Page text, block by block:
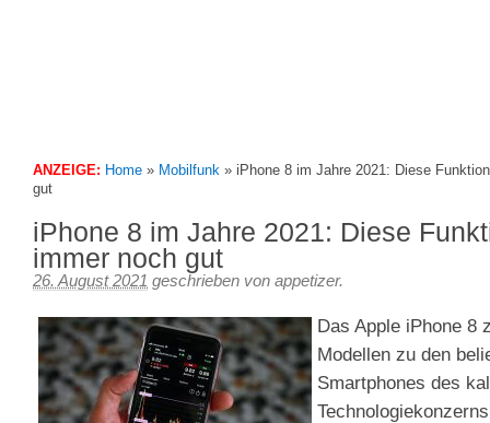
ANZEIGE: Home » Mobilfunk » iPhone 8 im Jahre 2021: Diese
gut
iPhone 8 im Jahre 2021: Diese
immer noch gut
26. August 2021 geschrieben von appetizer.
Das Apple iPhone 8
Modellen zu den
Smartphones des